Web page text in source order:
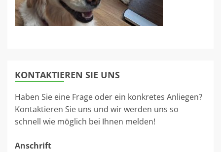
KONTAKTIEREN SIE UNS
Haben Sie eine Frage oder ein konkretes Anliegen?
Kontaktieren Sie uns und wir werden uns so
schnell wie möglich bei Ihnen melden!
Anschrift